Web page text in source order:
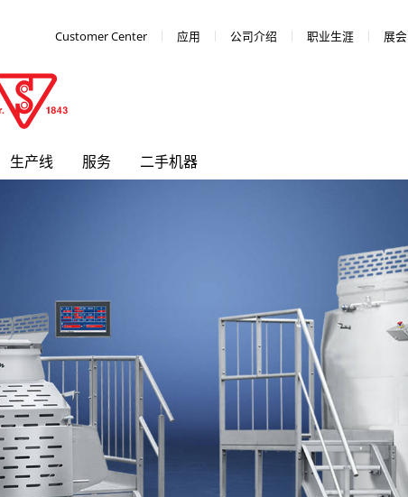
Customer Center 应用 公司介绍 职业生涯 展会
生产线 服务 二手机器